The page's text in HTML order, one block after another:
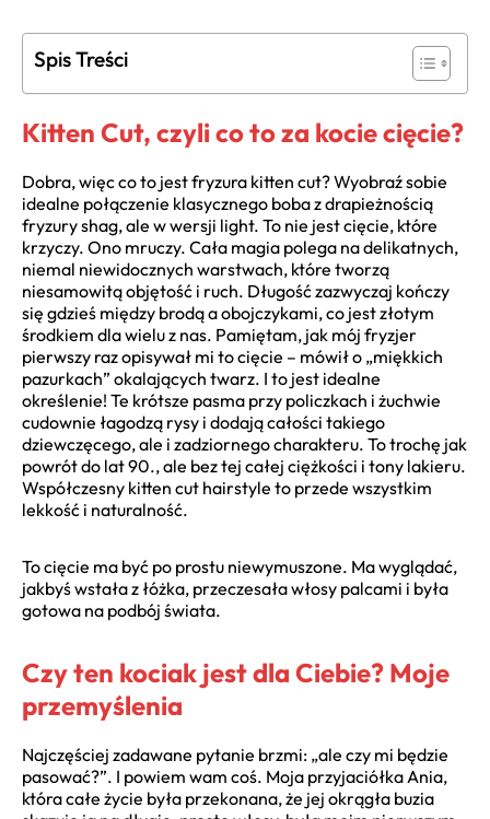
Spis Treści
Kitten Cut, czyli co to za kocie cięcie?
Dobra, więc co to jest fryzura kitten cut? Wyobraź sobie
idealne połączenie klasycznego boba z drapieżnością
fryzury shag, ale w wersji light. To nie jest cięcie, które
krzyczy. Ono mruczy. Cała magia polega na delikatnych,
niemal niewidocznych warstwach, które tworzą
niesamowitą objętość i ruch. Długość zazwyczaj kończy
się gdzieś między brodą a obojczykami, co jest złotym
środkiem dla wielu z nas. Pamiętam, jak mój fryzjer
pierwszy raz opisywał mi to cięcie – mówił o „miękkich
pazurkach” okalających twarz. I to jest idealne
określenie! Te krótsze pasma przy policzkach i żuchwie
cudownie łagodzą rysy i dodają całości takiego
dziewczęcego, ale i zadziornego charakteru. To trochę jak
powrót do lat 90., ale bez tej całej ciężkości i tony lakieru.
Współczesny kitten cut hairstyle to przede wszystkim
lekkość i naturalność.
To cięcie ma być po prostu niewymuszone. Ma wyglądać,
jakbyś wstała z łóżka, przeczesała włosy palcami i była
gotowa na podbój świata.
Czy ten kociak jest dla Ciebie? Moje
przemyślenia
Najczęściej zadawane pytanie brzmi: „ale czy mi będzie
pasować?”. I powiem wam coś. Moja przyjaciółka Ania,
która całe życie była przekonana, że jej okrągła buzia